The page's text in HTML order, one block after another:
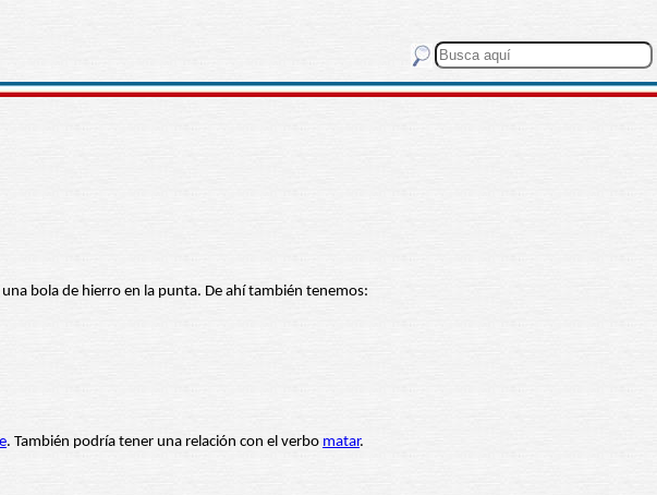
bola de hierro en la punta. De ahí también tenemos:
. También podría tener una relación con el verbo matar.